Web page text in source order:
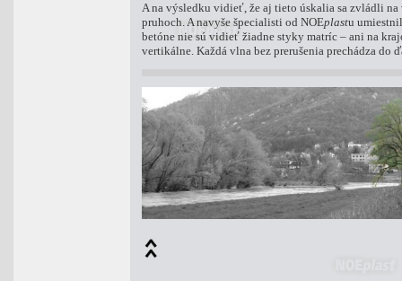
A na výsledku vidieť, že aj tieto úskalia sa zvládli
pruhoch. A navyše špecialisti od NOEplastu
betóne nie sú vidieť žiadne styky matríc – ani na
vertikálne. Každá vlna bez prerušenia prechádza